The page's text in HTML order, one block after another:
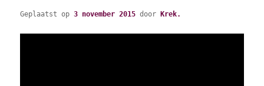
Geplaatst op3 november 2015 doorKrek.